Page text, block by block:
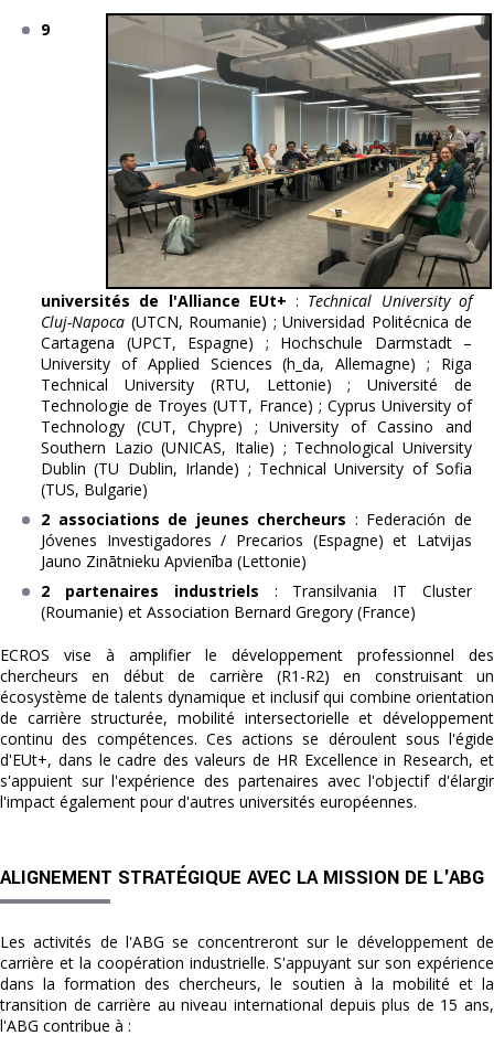
9
universités de l'Alliance EUt+ : Technical University of
Cluj-Napoca (UTCN, Roumanie) ; Universidad Politécnica de
Cartagena (UPCT, Espagne) ; Hochschule Darmstadt –
University of Applied Sciences (h_da, Allemagne) ; Riga
Technical University (RTU, Lettonie) ; Université de
Technologie de Troyes (UTT, France) ; Cyprus University of
Technology (CUT, Chypre) ; University of Cassino and
Southern Lazio (UNICAS, Italie) ; Technological University
Dublin (TU Dublin, Irlande) ; Technical University of Sofia
(TUS, Bulgarie)
2 associations de jeunes chercheurs : Federación de
Jóvenes Investigadores / Precarios (Espagne) et Latvijas
Jauno Zinātnieku Apvienība (Lettonie)
2 partenaires industriels : Transilvania IT Cluster
(Roumanie) et Association Bernard Gregory (France)
ECROS vise à amplifier le développement professionnel des
chercheurs en début de carrière (R1-R2) en construisant un
écosystème de talents dynamique et inclusif qui combine orientation
de carrière structurée, mobilité intersectorielle et développement
continu des compétences. Ces actions se déroulent sous l'égide
d'EUt+, dans le cadre des valeurs de HR Excellence in Research, et
s'appuient sur l'expérience des partenaires avec l'objectif d'élargir
l'impact également pour d'autres universités européennes.
ALIGNEMENT STRATÉGIQUE AVEC LA MISSION DE L'ABG
Les activités de l'ABG se concentreront sur le développement de
carrière et la coopération industrielle. S'appuyant sur son expérience
dans la formation des chercheurs, le soutien à la mobilité et la
transition de carrière au niveau international depuis plus de 15 ans,
l'ABG contribue à :